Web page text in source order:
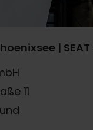
| SEAT
11